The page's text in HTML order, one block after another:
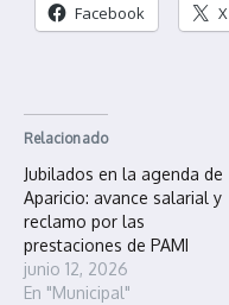
Facebook X
Relacionado
Jubilados en la agenda de
Aparicio: avance salarial y
reclamo por las
prestaciones de PAMI
junio 12, 2026
En "Municipal"